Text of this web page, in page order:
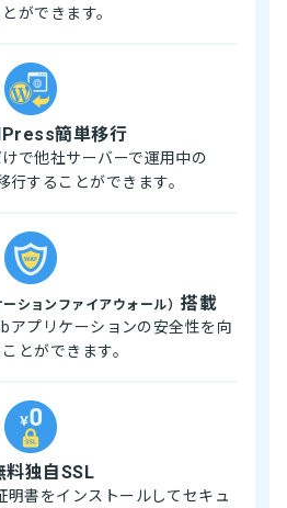
ができます。
簡単移行
で他社サーバーで運用中の
行することができます。
ーションファイアウォール）搭載
アプリケーションの安全性を向
とができます。
料独自SSL
明書をインストールしてセキュ